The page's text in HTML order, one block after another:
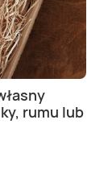
Leszno,
rumu lub